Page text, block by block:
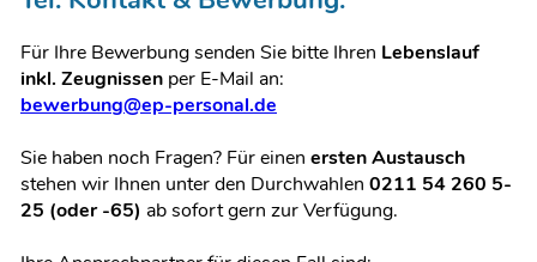
Für Ihre Bewerbung senden Sie bitte Ihren Lebenslauf
inkl. Zeugnissen per E-Mail an:
bewerbung@ep-personal.de
Sie haben noch Fragen? Für einen ersten Austausch
stehen wir Ihnen unter den Durchwahlen 0211 54 260 5-
25 (oder -65) ab sofort gern zur Verfügung.